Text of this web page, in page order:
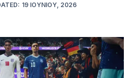
19 ΙΟΥΝΊΟΥ, 2026